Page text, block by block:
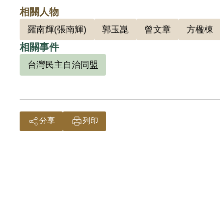
2018
相關人物
羅南輝(張南輝) 郭玉崑 曾文章 方楹棟
相關事件
台灣民主自治同盟
分享 列印